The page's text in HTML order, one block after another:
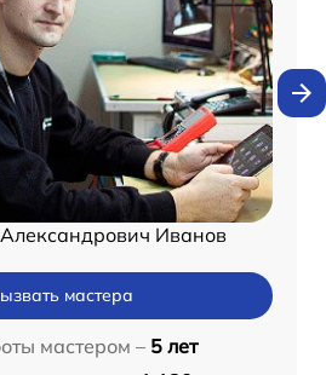
Иванов
мастера
мастером – 5 лет